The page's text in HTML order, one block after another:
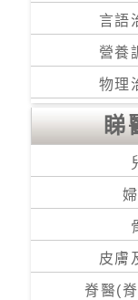
言語
營養
物理
睇
皮膚
脊醫(